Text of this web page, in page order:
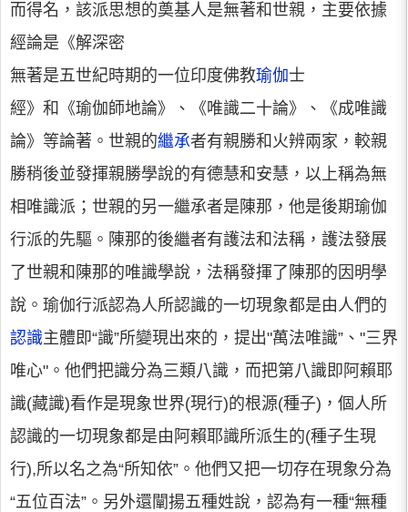
而得名，該派思想的奠基人是無著和世親，主要依據
經論是《解深密
無著是五世紀時期的一位印度佛教瑜伽士
經》和《瑜伽師地論》、《唯識二十論》、《成唯識
論》等論著。世親的繼承者有親勝和火辨兩家，較親
勝稍後並發揮親勝學說的有德慧和安慧，以上稱為無
相唯識派；世親的另一繼承者是陳那，他是後期瑜伽
行派的先驅。陳那的後繼者有護法和法稱，護法發展
了世親和陳那的唯識學說，法稱發揮了陳那的因明學
說。瑜伽行派認為人所認識的一切現象都是由人們的
認識主體即“識”所變現出來的，提出"萬法唯識”、"三界
唯心"。他們把識分為三類八識，而把第八識即阿賴耶
識(藏識)看作是現象世界(現行)的根源(種子)，個人所
認識的一切現象都是由阿賴耶識所派生的(種子生現
行),所以名之為“所知依”。他們又把一切存在現象分為
“五位百法”。另外還闡揚五種姓說，認為有一種“無種